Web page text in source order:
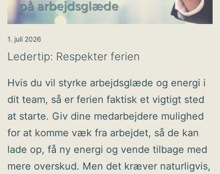
Ledertip: Respekter ferien
1. juli 2026
Hvis du vil styrke arbejdsglæde og energi i
dit team, så er ferien faktisk et vigtigt sted
at starte. Giv dine medarbejdere mulighed
for at komme væk fra arbejdet, så de kan
lade op, få ny energi og vende tilbage med
mere overskud. Men det kræver naturligvis,